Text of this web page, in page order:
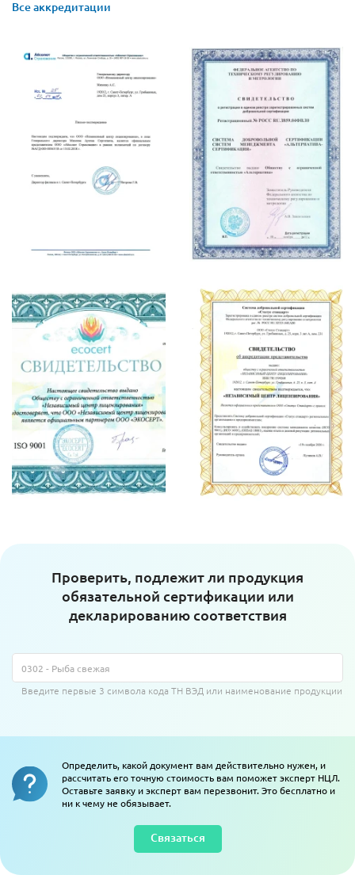
Все аккредитации
Проверить, подлежит ли продукция
обязательной сертификации или
декларированию соответствия
Введите первые 3 символа кода ТН ВЭД или наименование продукции
Определить, какой документ вам действительно нужен, и
рассчитать его точную стоимость вам поможет эксперт НЦЛ.
Оставьте заявку и эксперт вам перезвонит. Это бесплатно и
ни к чему не обязывает.
Связаться